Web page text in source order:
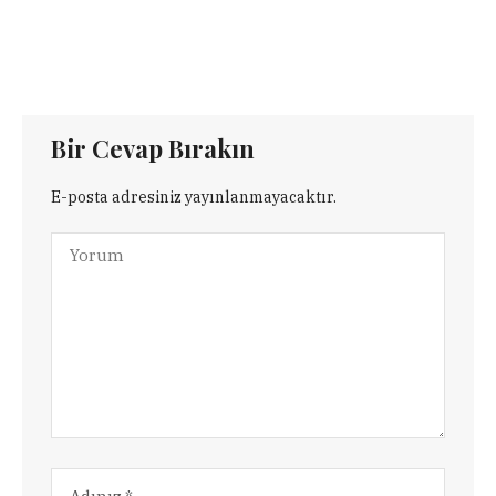
Bir Cevap Bırakın
E-posta adresiniz yayınlanmayacaktır.